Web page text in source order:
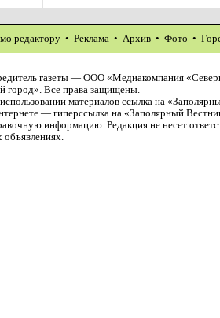
редактору • Реклама • Архив • Фото •
газеты — ООО «Медиакомпания
город». Все права защищены.
материалов ссылка на
— гиперссылка на «Заполярный
информацию. Редакция не несет